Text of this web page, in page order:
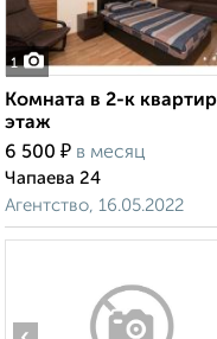
1
Комната в 2-к
этаж
6 500 ₽ в месяц
Чапаева 24
Агентство, 16.05.2022